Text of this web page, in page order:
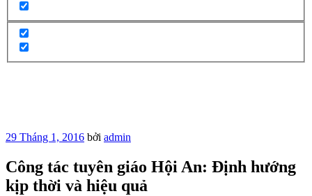
Đăng
29 Tháng 1, 2016 bởi admin
Công tác tuyên giáo Hội An: Định hướng
kịp thời và hiệu quả